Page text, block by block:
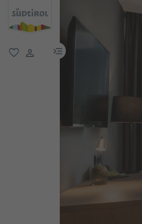
link menu